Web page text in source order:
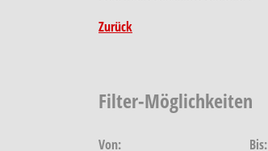
Zurück
Filter-Möglichkeiten
Von: Bis: